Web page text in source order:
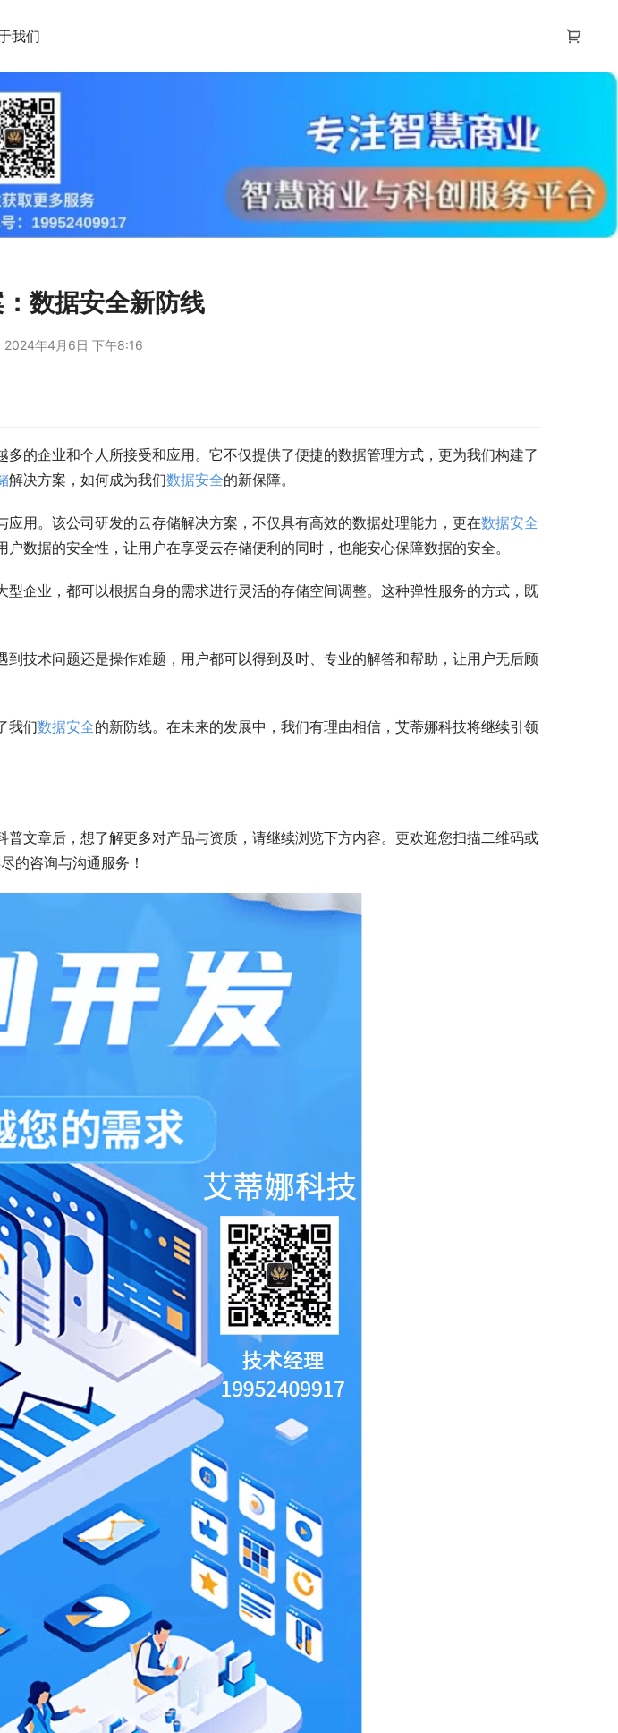
我们
数据安全新防线
2024年4月6日 下午8:16
多的企业和个人所接受和应用。它不仅提供了便捷的数据管理方式，更为我们构建了
解决方案，如何成为我们数据安全的新保障。
用。该公司研发的云存储解决方案，不仅具有高效的数据处理能力，更在数据安全
数据的安全性，让用户在享受云存储便利的同时，也能安心保障数据的安全。
企业，都可以根据自身的需求进行灵活的存储空间调整。这种弹性服务的方式，既
技术问题还是操作难题，用户都可以得到及时、专业的解答和帮助，让用户无后顾
我们数据安全的新防线。在未来的发展中，我们有理由相信，艾蒂娜科技将继续引领
文章后，想了解更多对产品与资质，请继续浏览下方内容。更欢迎您扫描二维码或
的咨询与沟通服务！